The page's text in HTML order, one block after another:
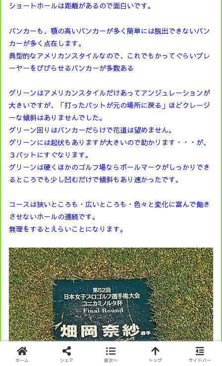
ショートホールは距離があるので面白いです。
バンカーも、顎の高いバンカーが多く簡単には脱出できないバン
カーが多く点在します。
典型的なアメリカンスタイルなので、これでもかってぐらいプレ
ーヤーをびびらせるバンカーが多数ある
グリーンはアメリカンスタイルだけあってアンジュレーションが
大きいですが、「打ったパットが元の場所に戻る」ほどクレージ
ーな傾斜はありませんでした。
グリ－ン回りはバンカ－だらけで花道は望めません。
グリーンには起伏もありますが大きいので助かリます・・・が、
３パットにすぐなります。
グリーンは硬くほかのゴルフ場ならボールマークがしっかりでき
るところでも少し凹むだけで傾斜もあり速かったです。
コースは狭いところも・広いところも・色々と変化に富んで飽き
させないホールの連続です。
無理をするとえらいことになります。
ホーム シェア 目次へ トップ サイドバー